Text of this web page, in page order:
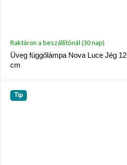
Üveg függőlámpa Nova Luce Jég 12
cm
Raktáron a beszállítónál (30 nap)
Tip